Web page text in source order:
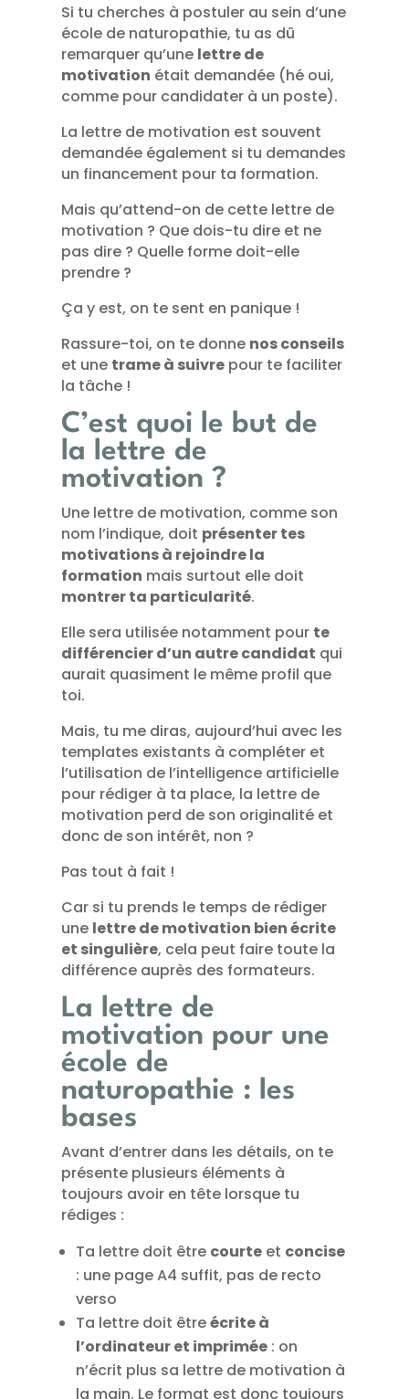
Si tu cherches à postuler au sein d’une
école de naturopathie, tu as dû
remarquer qu’une lettre de
motivation était demandée (hé oui,
comme pour candidater à un poste).
La lettre de motivation est souvent
demandée également si tu demandes
un financement pour ta formation.
Mais qu’attend-on de cette lettre de
motivation ? Que dois-tu dire et ne
pas dire ? Quelle forme doit-elle
prendre ?
Ça y est, on te sent en panique !
Rassure-toi, on te donne nos conseils
et une trame à suivre pour te faciliter
la tâche !
C’est quoi le but de
la lettre de
motivation ?
Une lettre de motivation, comme son
nom l’indique, doit présenter tes
motivations à rejoindre la
formation mais surtout elle doit
montrer ta particularité.
Elle sera utilisée notamment pour te
différencier d’un autre candidat qui
aurait quasiment le même profil que
toi.
Mais, tu me diras, aujourd’hui avec les
templates existants à compléter et
l’utilisation de l’intelligence artificielle
pour rédiger à ta place, la lettre de
motivation perd de son originalité et
donc de son intérêt, non ?
Pas tout à fait !
Car si tu prends le temps de rédiger
une lettre de motivation bien écrite
et singulière, cela peut faire toute la
différence auprès des formateurs.
La lettre de
motivation pour une
école de
naturopathie : les
bases
Avant d’entrer dans les détails, on te
présente plusieurs éléments à
toujours avoir en tête lorsque tu
rédiges :
Ta lettre doit être courte et concise
: une page A4 suffit, pas de recto
verso
Ta lettre doit êtreécrite à
l’ordinateur et imprimée : on
n’écrit plus sa lettre de motivation à
la main. Le format est donc toujours